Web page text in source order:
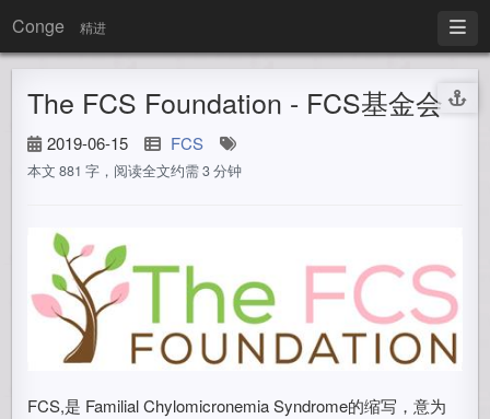
Conge 精进
The FCS Foundation - FCS基金会
2019-06-15 FCS
本文 881 字，阅读全文约需 3 分钟
FCS,是 Familial Chylomicronemia Syndrome的缩写，意为